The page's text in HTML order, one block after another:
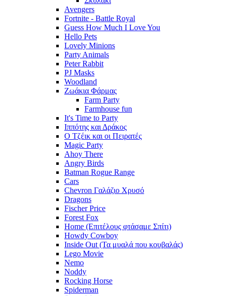
Avengers
Fortnite - Battle Royal
Guess How Much I Love You
Hello Pets
Lovely Minions
Party Animals
Peter Rabbit
PJ Masks
Woodland
Ζωάκια Φάρμας
Farm Party
Farmhouse fun
It's Time to Party
Ιππότης και Δράκος
Ο Τζέικ και οι Πειρατές
Magic Party
Ahoy There
Angry Birds
Batman Rogue Range
Cars
Chevron Γαλάζιο Χρυσό
Dragons
Fischer Price
Forest Fox
Home (Επιτέλους φτάσαμε Σπίτι)
Howdy Cowboy
Inside Out (Τα μυαλά που κουβαλάς)
Lego Movie
Nemo
Noddy
Rocking Horse
Spiderman